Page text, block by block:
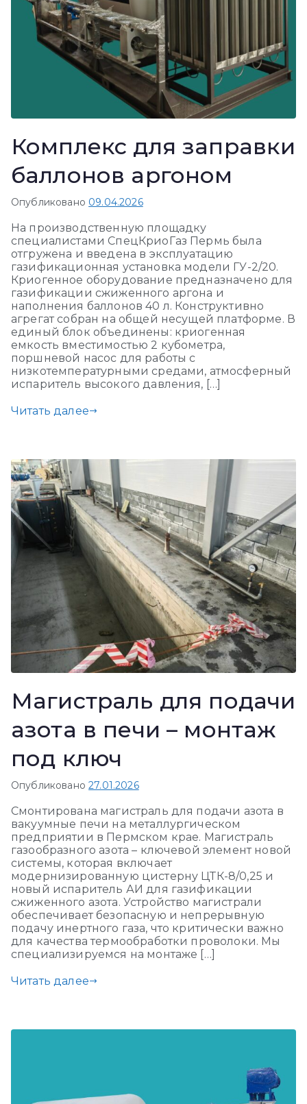
Комплекс для заправки
баллонов аргоном
Опубликовано 09.04.2026
На производственную площадку
специалистами СпецКриоГаз Пермь была
отгружена и введена в эксплуатацию
газификационная установка модели ГУ-2/20.
Криогенное оборудование предназначено для
газификации сжиженного аргона и
наполнения баллонов 40 л. Конструктивно
агрегат собран на общей несущей платформе. В
единый блок объединены: криогенная
емкость вместимостью 2 кубометра,
поршневой насос для работы с
низкотемпературными средами, атмосферный
испаритель высокого давления, […]
Читать далее
Магистраль для подачи
азота в печи – монтаж
под ключ
Опубликовано27.01.2026
Смонтирована магистраль для подачи азота в
вакуумные печи на металлургическом
предприятии в Пермском крае. Магистраль
газообразного азота – ключевой элемент новой
системы, которая включает
модернизированную цистерну ЦТК-8/0,25 и
новый испаритель АИ для газификации
сжиженного азота. Устройство магистрали
обеспечивает безопасную и непрерывную
подачу инертного газа, что критически важно
для качества термообработки проволоки. Мы
специализируемся на монтаже […]
Читать далее